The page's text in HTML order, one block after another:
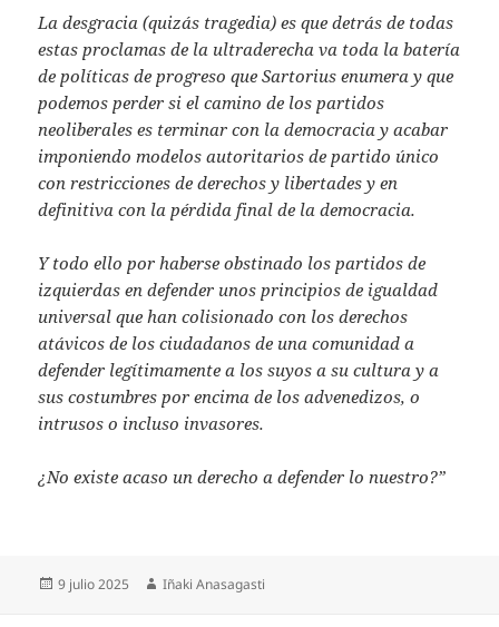
La desgracia (quizás tragedia) es que detrás de todas
estas proclamas de la ultraderecha va toda la batería
de políticas de progreso que Sartorius enumera y que
podemos perder si el camino de los partidos
neoliberales es terminar con la democracia y acabar
imponiendo modelos autoritarios de partido único
con restricciones de derechos y libertades y en
definitiva con la pérdida final de la democracia.
Y todo ello por haberse obstinado los partidos de
izquierdas en defender unos principios de igualdad
universal que han colisionado con los derechos
atávicos de los ciudadanos de una comunidad a
defender legítimamente a los suyos a su cultura y a
sus costumbres por encima de los advenedizos, o
intrusos o incluso invasores.
¿No existe acaso un derecho a defender lo nuestro?”
Publicado
9 julio 2025 Autor
Iñaki Anasagasti